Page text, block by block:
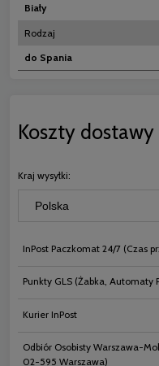
Biały
Rodzaj
do Spania
Koszty dostawy
Kraj wysyłki:
InPost Paczkomat 24/7 (Czas
Punkty GLS (Żabka, Automaty
Kurier InPost
Odbiór Osobisty Warszawa-
02-595 Warszawa)